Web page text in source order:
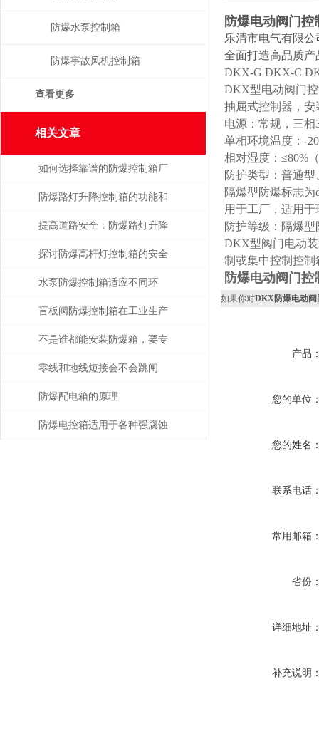
防爆电动阀门
乐清市电气有限
全面打造高品质
DKX-G DKX-C
DKX型电动阀门
抽屈式控制器，
电源：常规，三相
单相环境温度：-
相对湿度：≤80%
防护类型：普通
隔爆型防爆标志为
用于工厂，适用
防护等级：隔爆型
DKX型阀门电动
制或集中控制控
防爆电动阀门
如果你对DKX防爆电动阀
产品
您的单位
您的姓名
联系电话
常用邮箱
省份
详细地址
补充说明
防爆水泵控制箱
防爆事故风机控制箱
查看更多
相关文章
如何选择靠谱的防爆控制箱厂
家？
防爆路灯升降控制箱的功能和
优势解析
提高道路安全：防爆路灯升降
控制箱的重要作用
探讨防爆高杆灯控制箱的安全
性与实用性
水泵防爆控制箱适应不同环
境，保障安全运行
盲板阀防爆控制箱在工业生产
中具有很多的优势
不是谁都能安装防爆箱，要专
业人士才行
零线和地线短接会不会跳闸
防爆配电箱的原理
防爆电控箱适用于各种强腐蚀